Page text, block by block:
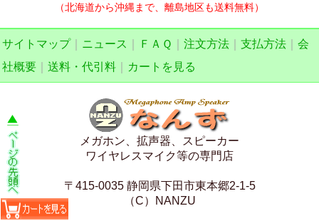
（北海道から沖縄まで、離島地区も送料無料）
サイトマップ｜ ニュース ＦＡＱ 注文方法 支払方法
会
社概要
送料・代引料 カートを見る
メガホン、拡声器、スピーカー
ワイヤレスマイク等の専門店
〒415-0035 静岡県下田市東本郷2-1-5
（C）NANZU